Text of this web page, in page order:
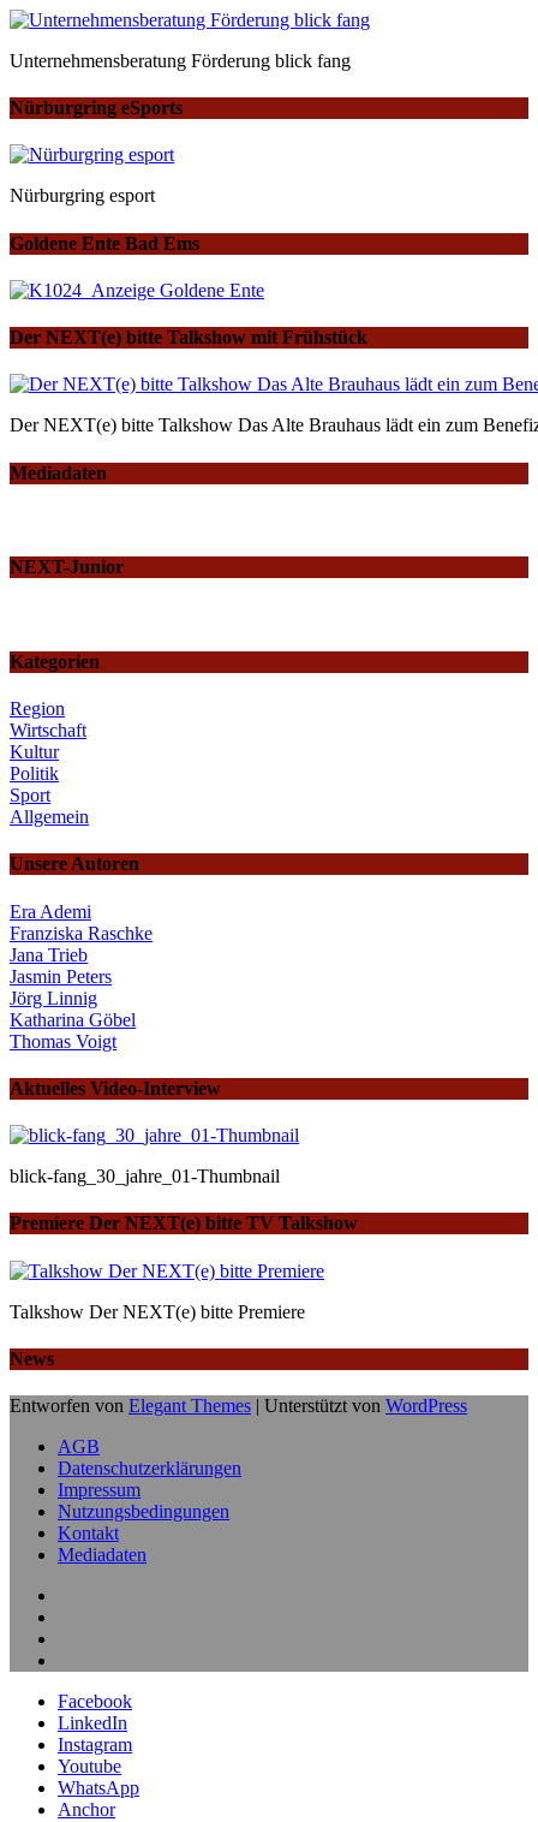
Unternehmensberatung Förderung blick fang
Nürburgring eSports
Nürburgring esport
Goldene Ente Bad Ems
Der NEXT(e) bitte Talkshow mit Frühstück
Der NEXT(e) bitte Talkshow Das Alte Brauhaus lädt ein zum
Mediadaten
NEXT-Junior
Kategorien
Region
Wirtschaft
Kultur
Politik
Sport
Allgemein
Unsere Autoren
Era Ademi
Franziska Raschke
Jana Trieb
Jasmin Peters
Jörg Linnig
Katharina Göbel
Thomas Voigt
Aktuelles Video-Interview
blick-fang_30_jahre_01-Thumbnail
Premiere Der NEXT(e) bitte TV Talkshow
Talkshow Der NEXT(e) bitte Premiere
News
Entworfen von Elegant Themes | Unterstützt von WordPress
AGB
Datenschutzerklärungen
Impressum
Nutzungsbedingungen
Kontakt
Mediadaten
Facebook
LinkedIn
Instagram
Youtube
WhatsApp
Anchor